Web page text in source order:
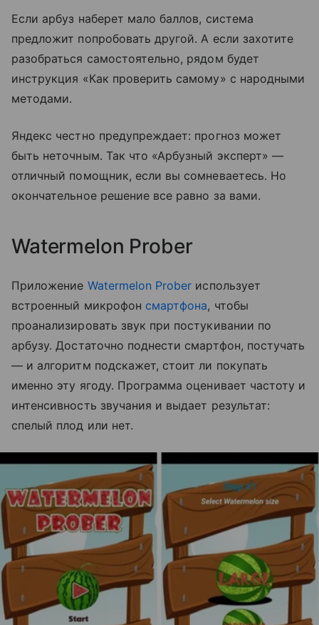
Если арбуз наберет мало баллов, система
предложит попробовать другой. А если захотите
разобраться самостоятельно, рядом будет
инструкция «Как проверить самому» с народными
методами.
Яндекс честно предупреждает: прогноз может
быть неточным. Так что «Арбузный эксперт» —
отличный помощник, если вы сомневаетесь. Но
окончательное решение все равно за вами.
Watermelon Prober
Приложение Watermelon Prober использует
встроенный микрофон смартфона, чтобы
проанализировать звук при постукивании по
арбузу. Достаточно поднести смартфон, постучать
— и алгоритм подскажет, стоит ли покупать
именно эту ягоду. Программа оценивает частоту и
интенсивность звучания и выдает результат:
спелый плод или нет.